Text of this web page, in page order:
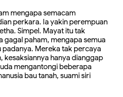
mengapa semacam
perkara. Ia yakin perempuan
Simpel. Mayat itu tak
gagal paham, mengapa semua
Mereka tak percaya
kesaksiannya hanya dianggap
mengantongi beberapa
bau tanah, suami siri